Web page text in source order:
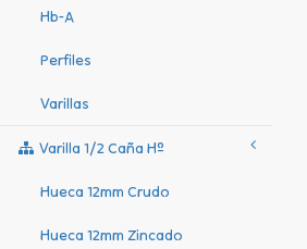
Hb-A
Perfiles
Varillas
Varilla 1/2 Caña Hº
Hueca 12mm Crudo
Hueca 12mm Zincado